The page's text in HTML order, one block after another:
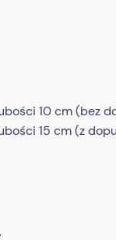
10 cm (bez
15 cm (z